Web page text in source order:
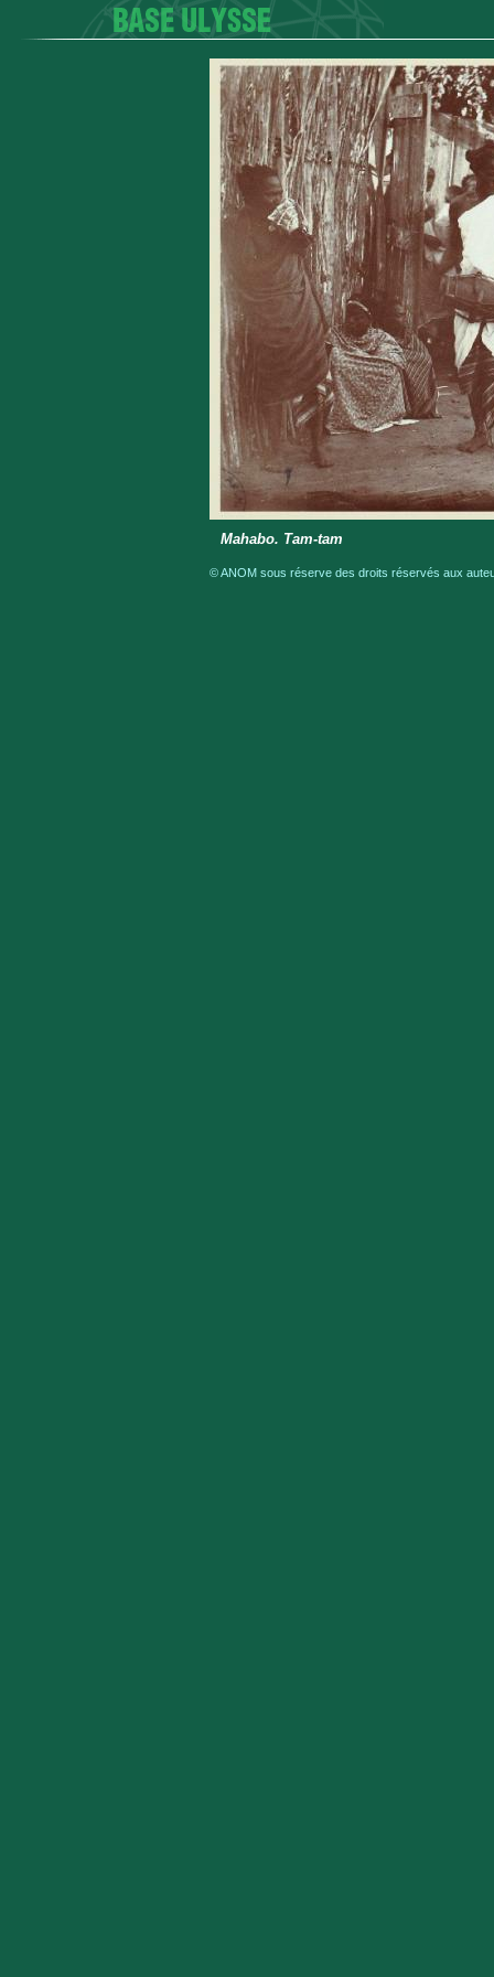
Mahabo. Tam-tam
© ANOM sous réserve des droits réservés aux